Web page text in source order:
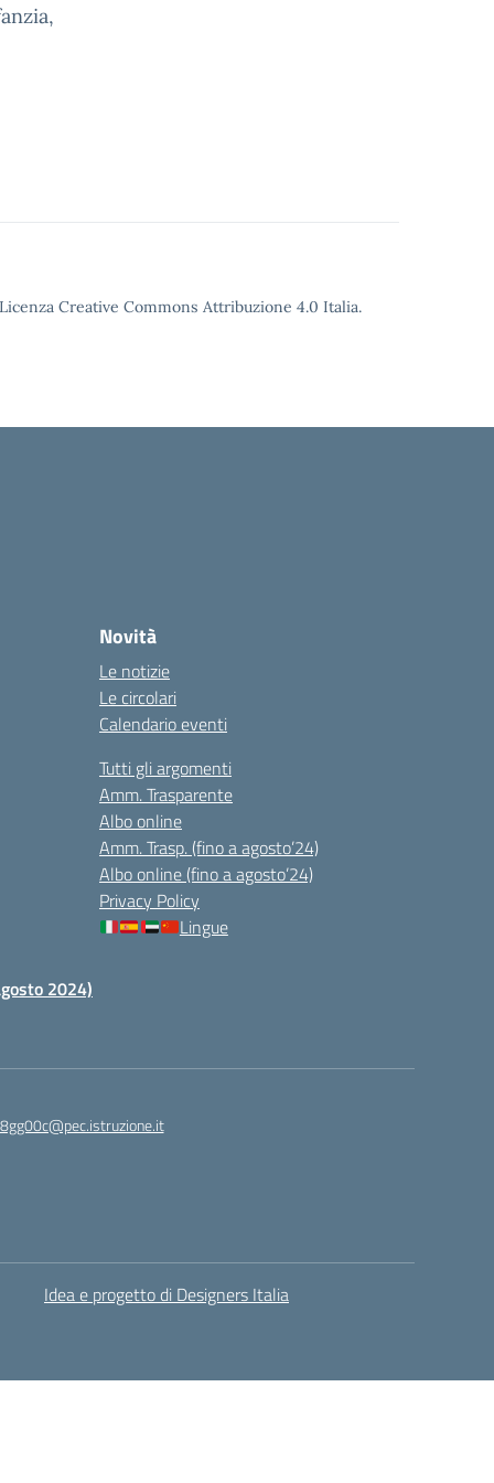
Creative Commons Attribuzione 4.0 Italia.
Novità
Le notizie
Le circolari
Calendario eventi
Tutti gli argomenti
Amm. Trasparente
Albo online
Amm. Trasp. (fino a agosto’24)
Albo online (fino a agosto’24)
Privacy Policy
Lingue
2024)
Idea e progetto di Designers Italia